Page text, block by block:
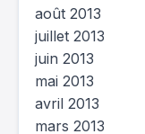
août 2013
juillet 2013
juin 2013
mai 2013
avril 2013
mars 2013